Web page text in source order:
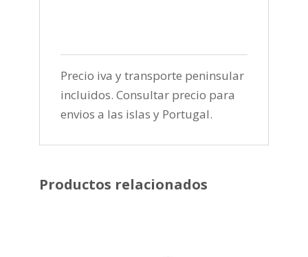
Precio iva y transporte peninsular
incluidos. Consultar precio para
envios a las islas y Portugal.
Productos relacionados